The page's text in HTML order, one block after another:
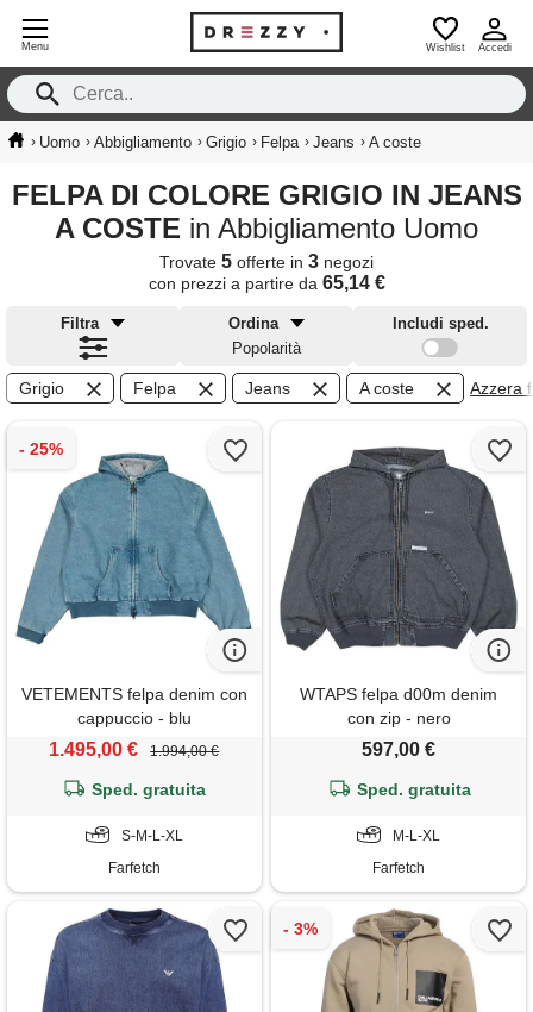
Menu Wishlist Accedi
› Uomo › Abbigliamento › Grigio › Felpa › Jeans › A coste
FELPA DI COLORE GRIGIO IN JEANS
A COSTE in Abbigliamento Uomo
Trovate 5 offerte in 3 negozi
con prezzi a partire da 65,14 €
Filtra
Ordina
Popolarità
Includi sped.
Grigio Felpa Jeans A coste Azzera
VETEMENTS felpa denim con
cappuccio - blu
1.495,00 € 1.994,00 €
Sped. gratuita
S-M-L-XL
Farfetch
WTAPS felpa d00m denim
con zip - nero
597,00 €
Sped. gratuita
M-L-XL
Farfetch